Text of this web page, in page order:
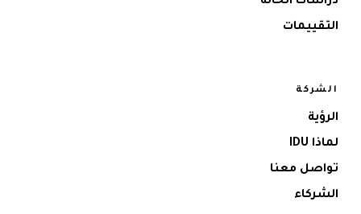
التقييمات
الشركة
الرؤية
لماذا IDU
تواصل معنا
الشركاء